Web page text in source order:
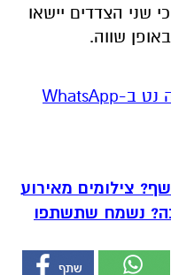
שני הצדדים יישאו
שווה.
‏כדי לעקוב אחרי הערוץ גן יבנה נט ב-WhatsApp
צילומים מאירוע
נשמח שתשתפו